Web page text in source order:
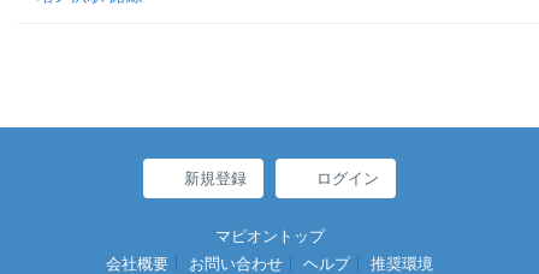
新規登録 ログイン
マピオントップ
会社概要
お問い合わせ ヘルプ
推奨環境